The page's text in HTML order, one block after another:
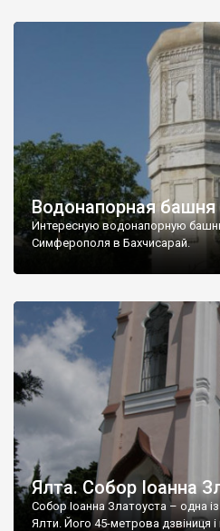
Водонапорная
Интересную водонапорную
Симферополя в Бахчисарай.
Ялта. Собор Іоанна
Собор Іоанна Златоуста – одна
Ялти. Його 45-метрова дзвіниця і